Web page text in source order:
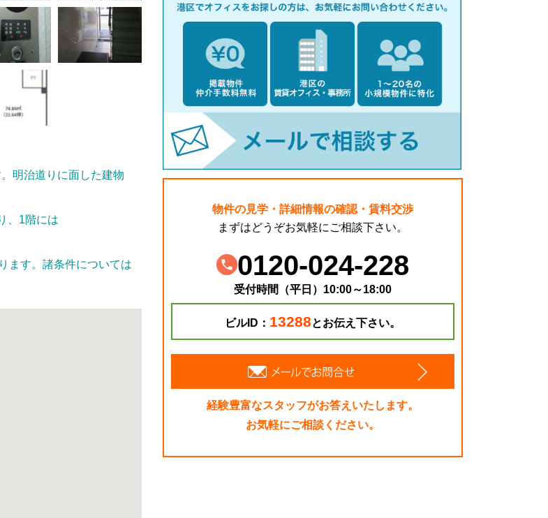
明治道りに面した建物
、1階には
ます。諸条件については
物件の見学・詳細情報の確認・賃料交渉
まずはどうぞお気軽にご相談下さい。
0120-024-228
受付時間（平日）10:00～18:00
ビルID： 13288とお伝え下さい。
経験豊富なスタッフがお答えいたします。
お気軽にご相談ください。